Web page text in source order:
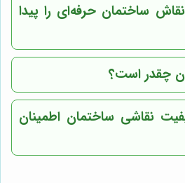
ساختمان حرفه‌ای را پیدا
چقدر است؟
نقاشی ساختمان اطمینان